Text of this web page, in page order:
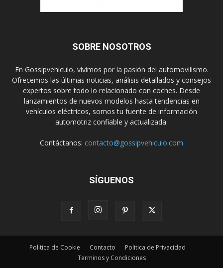
SOBRE NOSOTROS
En Gossipvehiculo, vivimos por la pasión del automovilismo.
Ofrecemos las últimas noticias, análisis detallados y consejos
expertos sobre todo lo relacionado con coches. Desde
lanzamientos de nuevos modelos hasta tendencias en
vehículos eléctricos, somos tu fuente de información
automotriz confiable y actualizada.
Contáctanos: contacto@gossipvehiculo.com
SÍGUENOS
Politica de Cookie Contacto
Politica de Privacidad
Terminos y Condiciones